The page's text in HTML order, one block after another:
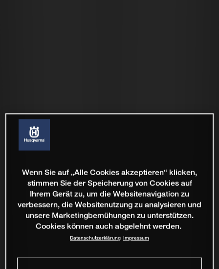
Wenn Sie auf „Alle Cookies akzeptieren“ klicken,
stimmen Sie der Speicherung von Cookies auf
Ihrem Gerät zu, um die Websitenavigation zu
verbessern, die Websitenutzung zu analysieren und
unsere Marketingbemühungen zu unterstützen.
Cookies können auch abgelehnt werden.
Datenschutzerklärung Impressum